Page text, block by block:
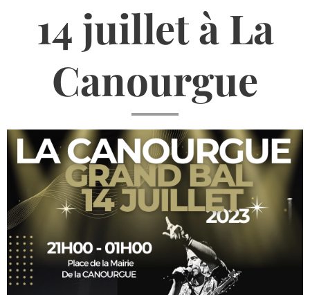
14 juillet à La
Canourgue